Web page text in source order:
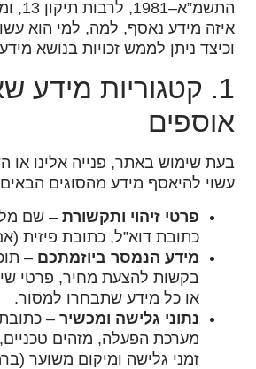
איזה מידע נאסף, למה, למי הוא
וכיצד ניתן לממש זכויות בנושא
1. קטגוריות מידע
אוספים
בעת שימוש באתר, פנייה אלינו או
עשוי להיאסף מידע מהסוגים
פרטי זיהוי ותקשורת – שם
כתובת דוא”ל, כתובת פיזית
מידע הנמסר ביוזמתכם –
בקשות להצעת מחיר, פרטי
או כל מידע שתבחרו למסור.
נתוני גלישה ומכשיר
מערכת הפעלה, מזהים טכניים,
זמני גלישה ומיקום משוער